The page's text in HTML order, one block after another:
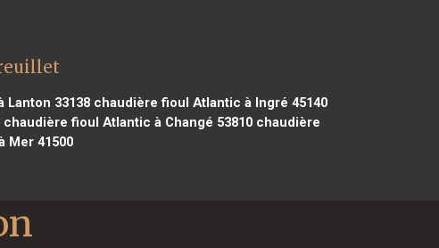
33138 chaudière fioul Atlantic à Ingré 45140
chaudière fioul Atlantic à Changé 53810 chaudière
41500